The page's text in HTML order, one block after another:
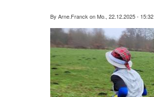
By Arne.Franck onMo., 22.12.2025 - 15:32